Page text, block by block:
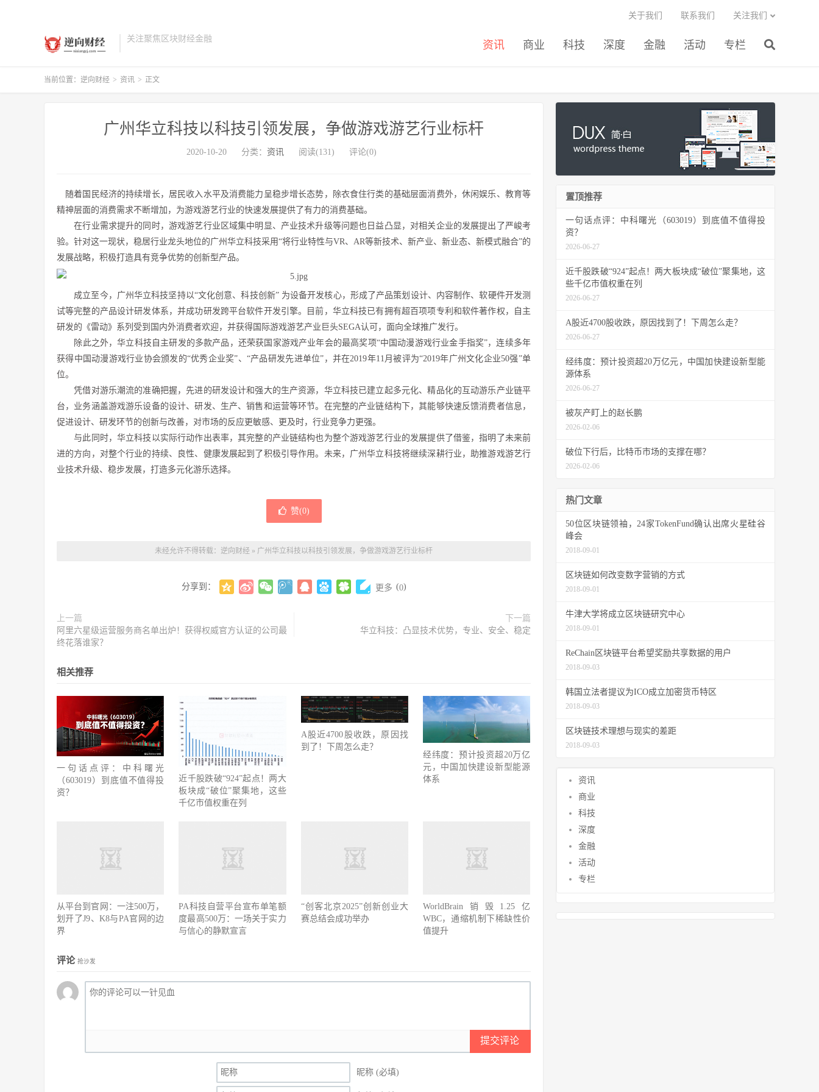
关注聚焦区块财经金融
资讯 商业 科技 深度 金融 活动 专栏
关于我们 联系我们 关注我们
当前位置： 逆向财经 > 资讯 > 正文
广州华立科技以科技引领发展，争做游戏游艺行业标杆
2020-10-20 分类： 资讯 阅读(131) 评论(0)
随着国民经济的持续增长，居民收入水平及消费能力呈稳步增长态势，除衣食住行类的基础层面消费外，休闲娱乐、教育等
精神层面的消费需求不断增加，为游戏游艺行业的快速发展提供了有力的消费基础。
在行业需求提升的同时，游戏游艺行业区域集中明显、产业技术升级等问题也日益凸显，对相关企业的发展提出了严峻考
验。针对这一现状，稳居行业龙头地位的广州华立科技采用“将行业特性与VR、AR等新技术、新产业、新业态、新模式融合”的
发展战略，积极打造具有竞争优势的创新型产品。
成立至今，广州华立科技坚持以“文化创意、科技创新” 为设备开发核心，形成了产品策划设计、内容制作、软硬件开发测
试等完整的产品设计研发体系，并成功研发跨平台软件开发引擎。目前，华立科技已有拥有超百项项专利和软件著作权，自主
研发的《雷动》系列受到国内外消费者欢迎，并获得国际游戏游艺产业巨头SEGA认可，面向全球推广发行。
除此之外，华立科技自主研发的多款产品，还荣获国家游戏产业年会的最高奖项“中国动漫游戏行业金手指奖”，连续多年
获得中国动漫游戏行业协会颁发的“优秀企业奖”、“产品研发先进单位”，并在2019年11月被评为“2019年广州文化企业50强”单
位。
凭借对游乐潮流的准确把握，先进的研发设计和强大的生产资源，华立科技已建立起多元化、精品化的互动游乐产业链平
台，业务涵盖游戏游乐设备的设计、研发、生产、销售和运营等环节。在完整的产业链结构下，其能够快速反馈消费者信息，
促进设计、研发环节的创新与改善，对市场的反应更敏感、更及时，行业竞争力更强。
与此同时，华立科技以实际行动作出表率，其完整的产业链结构也为整个游戏游艺行业的发展提供了借鉴，指明了未来前
进的方向，对整个行业的持续、良性、健康发展起到了积极引导作用。未来，广州华立科技将继续深耕行业，助推游戏游艺行
业技术升级、稳步发展，打造多元化游乐选择。
赞(0)
未经允许不得转载： 逆向财经 » 广州华立科技以科技引领发展，争做游戏游艺行业标杆
分享到： 更多 (0)
上一篇
阿里六星级运营服务商名单出炉！获得权威官方认证的公司最
终花落谁家？
下一篇
华立科技：凸显技术优势，专业、安全、稳定
相关推荐
一句话点评：中科曙光
（603019）到底值不值得投
资？
近千股跌破“924”起点！两大
板块成“破位”聚集地，这些
千亿市值权重在列
A股近4700股收跌，原因找
到了！下周怎么走？
经纬度：预计投资超20万亿
元，中国加快建设新型能源
体系
从平台到官网：一注500万，
划开了J9、K8与PA官网的边
界
PA科技自营平台宣布单笔额
度最高500万：一场关于实力
与信心的静默宣言
“创客北京2025”创新创业大
赛总结会成功举办
WorldBrain销毁1.25亿
WBC，通缩机制下稀缺性价
值提升
评论 抢沙发
提交评论
昵称 (必填)
置顶推荐
一句话点评：中科曙光（603019）到底值不值得投
资？
2026-06-27
近千股跌破“924”起点！两大板块成“破位”聚集地，这
些千亿市值权重在列
2026-06-27
A股近4700股收跌，原因找到了！下周怎么走？
2026-06-27
经纬度：预计投资超20万亿元，中国加快建设新型能
源体系
2026-06-27
被灰产盯上的赵长鹏
2026-02-06
破位下行后，比特币市场的支撑在哪？
2026-02-06
热门文章
50位区块链领袖，24家TokenFund确认出席火星硅谷
峰会
2018-09-01
区块链如何改变数字营销的方式
2018-09-01
牛津大学将成立区块链研究中心
2018-09-01
ReChain区块链平台希望奖励共享数据的用户
2018-09-03
韩国立法者提议为ICO成立加密货币特区
2018-09-03
区块链技术理想与现实的差距
2018-09-03
资讯
商业
科技
深度
金融
活动
专栏